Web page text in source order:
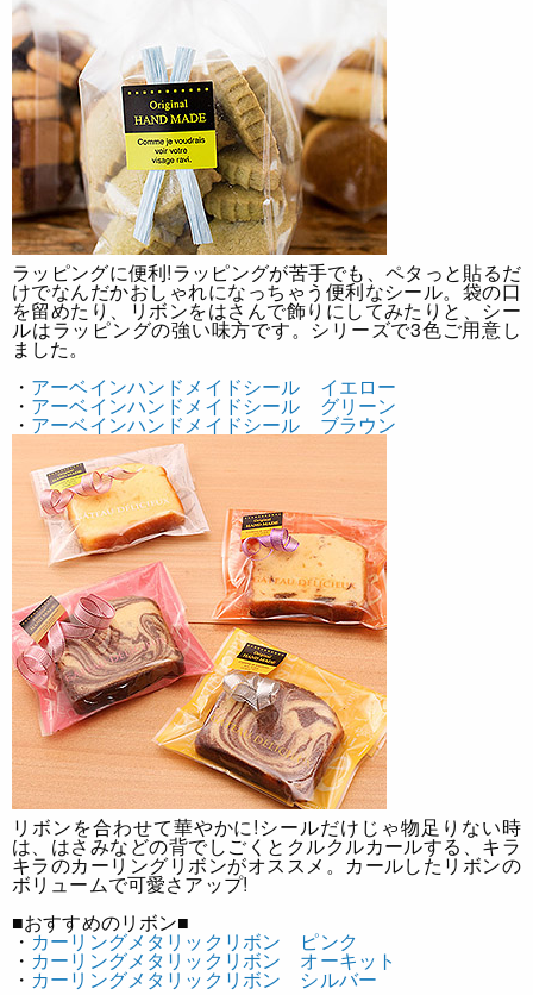
ラッピングに便利!ラッピングが苦手でも、ペタっと貼るだ
けでなんだかおしゃれになっちゃう便利なシール。袋の口
を留めたり、リボンをはさんで飾りにしてみたりと、シー
ルはラッピングの強い味方です。シリーズで3色ご用意し
ました。
・ アーベインハンドメイドシール イエロー
・ アーベインハンドメイドシール グリーン
・ アーベインハンドメイドシール ブラウン
リボンを合わせて華やかに!シールだけじゃ物足りない時
は、はさみなどの背でしごくとクルクルカールする、キラ
キラのカーリングリボンがオススメ。カールしたリボンの
ボリュームで可愛さアップ!
■おすすめのリボン■
・カーリングメタリックリボン ピンク
・ カーリングメタリックリボン オーキット
・ カーリングメタリックリボン シルバー